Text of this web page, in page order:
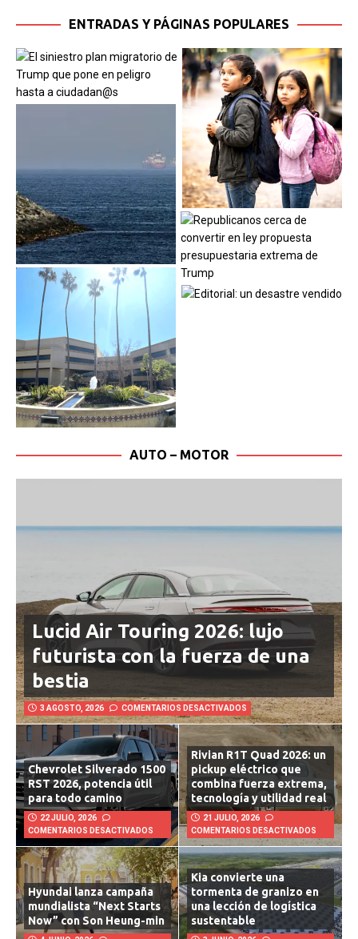
Lucid Air Touring 2026: lujo
futurista con la fuerza de una
bestia
3 AGOSTO, 2026 COMENTARIOS DESACTIVADOS
Chevrolet Silverado 1500
RST 2026, potencia útil
para todo camino
22 JULIO, 2026
COMENTARIOS DESACTIVADOS
Rivian R1T Quad 2026: un
pickup eléctrico que
combina fuerza extrema,
tecnología y utilidad real
21 JULIO, 2026
COMENTARIOS DESACTIVADOS
Hyundai lanza campaña
mundialista “Next Starts
Now” con Son Heung-min
Kia convierte una
tormenta de granizo en
una lección de logística
sustentable